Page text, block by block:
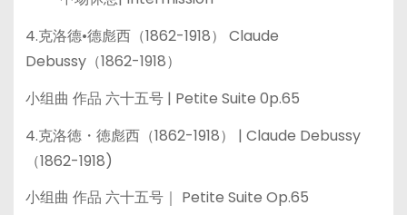
4.克洛德•德彪西（1862-1918） Claude
Debussy（1862-1918）
小组曲 作品 六十五号 | Petite Suite 0p.65
4.克洛徳・徳彪西（1862-1918） | Claude Debussy
（1862-1918)
小组曲 作品 六十五号｜ Petite Suite Op.65